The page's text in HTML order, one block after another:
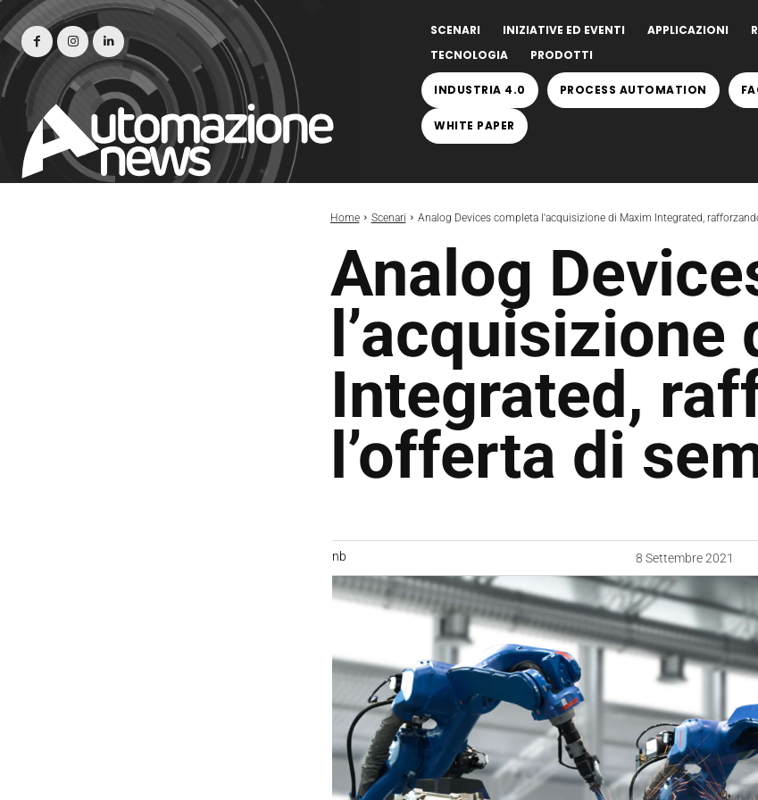
SCENARI INIZIATIVE ED EVENTI APPLICAZIONI
TECNOLOGIA
PRODOTTI
INDUSTRIA 4.0 PROCESS AUTOMATION
WHITE PAPER
Home Scenari Analog Devices completa l'acquisizione di Maxim Integrated,
Analog
l’acquisizione
Integrated,
l’offerta di
nb 8 Settembre 2021